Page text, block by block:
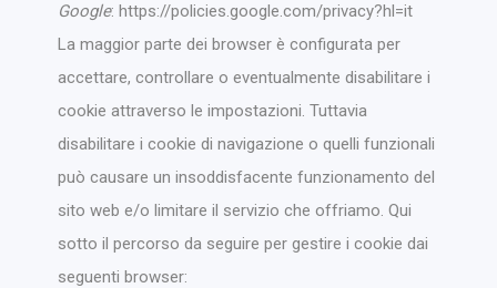
Google:https://policies.google.com/privacy?hl=it
La maggior parte dei browser è configurata per
accettare, controllare o eventualmente disabilitare i
cookie attraverso le impostazioni. Tuttavia
disabilitare i cookie di navigazione o quelli funzionali
può causare un insoddisfacente funzionamento del
sito web e/o limitare il servizio che offriamo. Qui
sotto il percorso da seguire per gestire i cookie dai
seguenti browser: